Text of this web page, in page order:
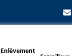
Enlèvement